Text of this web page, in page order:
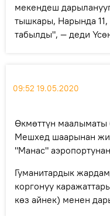
мекендеш
тышкары, Нарында
табылды", — деди
09:52 19.05.2020
Өкмөттүн маалыматы
Мешхед шаарынан
"Манас"
Гуманитардык
коргонуу
көз айнек) менен